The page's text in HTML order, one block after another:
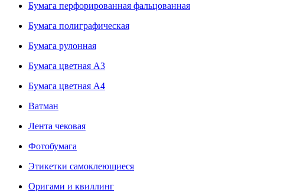
Бумага перфорированная фальцованная
Бумага полиграфическая
Бумага рулонная
Бумага цветная А3
Бумага цветная А4
Ватман
Лента чековая
Фотобумага
Этикетки самоклеющиеся
Оригами и квиллинг